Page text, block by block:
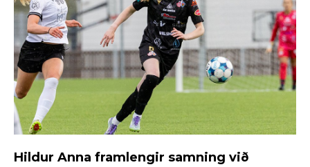
Hildur Anna framlengir samning við